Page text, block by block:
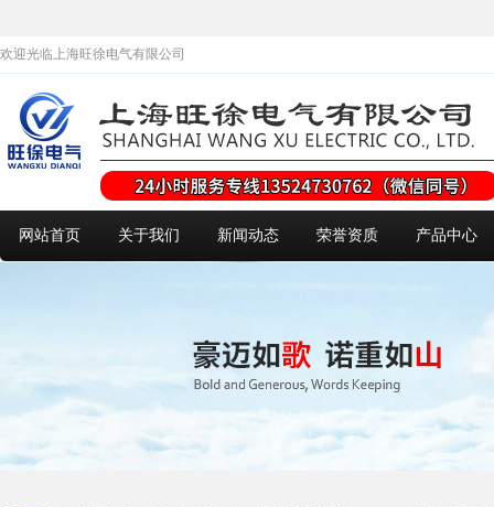
欢迎光临上海旺徐电气有限公司
网站首页 关于我们 新闻动态 荣誉资质 产品中心